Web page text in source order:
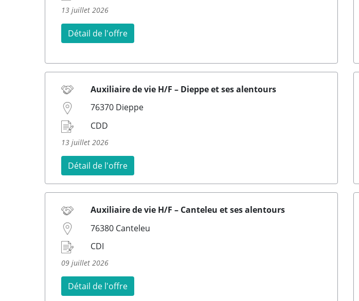
13 juillet 2026
Détail de l'offre
Auxiliaire de vie H/F – Dieppe et ses alentours
76370 Dieppe
CDD
13 juillet 2026
Détail de l'offre
Auxiliaire de vie H/F – Canteleu et ses alentours
76380 Canteleu
CDI
09 juillet 2026
Détail de l'offre